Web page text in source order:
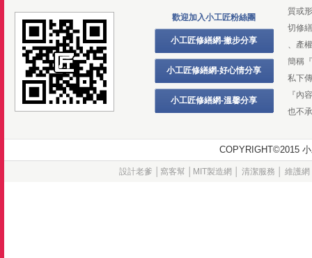
歡迎加入小工匠粉絲團
小工匠修繕網-撇步分享
小工匠修繕網-好心情分享
小工匠修繕網-溫馨分享
質或
切修
、產
簡稱
私下
『內
也不
設計老爹 窩客幫│ MIT製造網 清潔服務 維護網